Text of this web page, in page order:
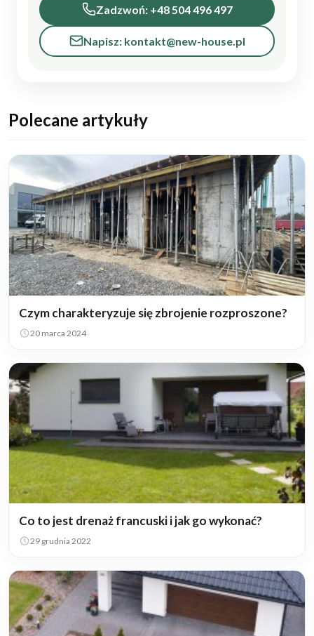
Zadzwoń: +48 504 496 497
Napisz: kontakt@new-house.pl
Polecane artykuły
Czym charakteryzuje się zbrojenie rozproszone?
20 marca 2024
Co to jest drenaż francuski i jak go wykonać?
29 grudnia 2022